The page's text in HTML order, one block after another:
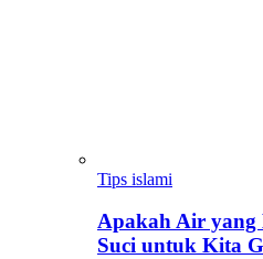
Tips islami
Apakah Air yang
Suci untuk Kita